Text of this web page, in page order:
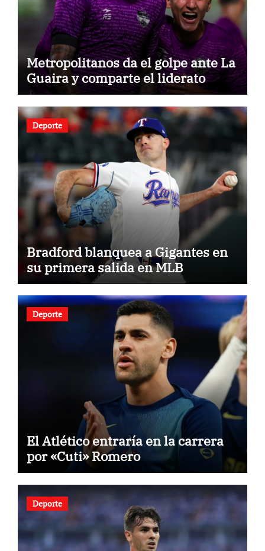
Metropolitanos da el golpe ante La
Guaira y comparte el liderato
Deporte
Bradford blanquea a Gigantes en
su primera salida en MLB
Deporte
El Atlético entraría en la carrera
por «Cuti» Romero
Deporte